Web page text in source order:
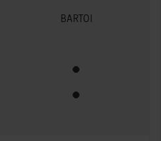
BARTOI
Standarta aprīkojums
Standarta aprīkojums